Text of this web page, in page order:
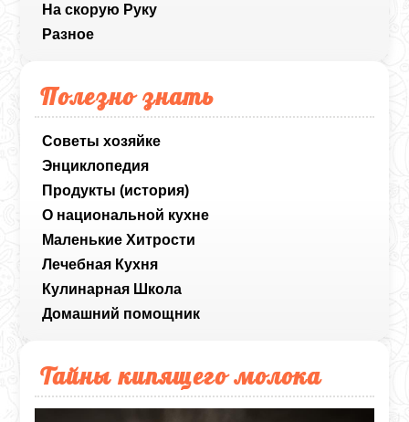
На скорую Руку
Разное
Полезно знать
Советы хозяйке
Энциклопедия
Продукты (история)
О национальной кухне
Маленькие Хитрости
Лечебная Кухня
Кулинарная Школа
Домашний помощник
Тайны кипящего молока